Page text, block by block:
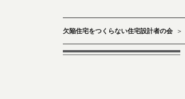
欠陥住宅をつくらない住宅設計者の会 ＞